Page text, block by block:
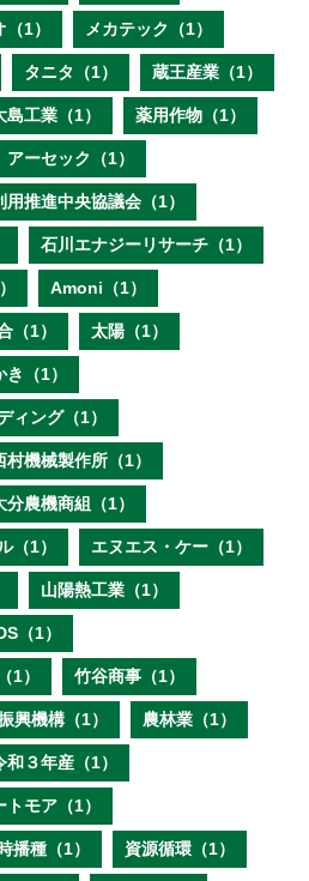
1） メカテック（1）
タニタ（1） 蔵王産業（1）
島工業（1） 薬用作物（1）
アーセック（1）
用推進中央協議会（1）
石川エナジーリサーチ（1）
Amoni（1）
（1） 太陽（1）
き（1）
ィング（1）
村機械製作所（1）
分農機商組（1）
（1） エヌエス・ケー（1）
山陽熱工業（1）
（1）
1） 竹谷商事（1）
興機構（1） 農林業（1）
和３年産（1）
トモア（1）
播種（1） 資源循環（1）